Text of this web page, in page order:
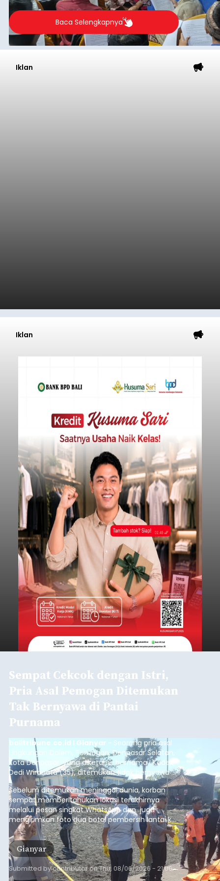
berlangsung selama Agustus hingga September
2026.
Baca Selengkapnya
Iklan
Iklan
Sempat Cekcok dengan Istri,
Pria Asal Pemogan Ditemukan
Tak Bernyawa di Pantai
Purnama
balitribune.co.id I Gianyar - Seorang pria asal
Lingkungan Dalem, Pemogan, Denpasar Selatan,
Kota Denpasar, yang diketahui bernama I Kadek
Dedi Wiranata (35), ditemukan tidak bernyawa di
pesisir Pantai Purnama, Sukawati.
Sebelum ditemukan meninggal dunia, korban
sempat memberitahukan lokasi terakhirnya
melalui pesan singkat WhatsApp dan juga
mengirimkan foto dua botol pembersih lantai ke
istrinya.
Gianyar
Submitted bycontributoronThu, 08/06/2026 - 21:06